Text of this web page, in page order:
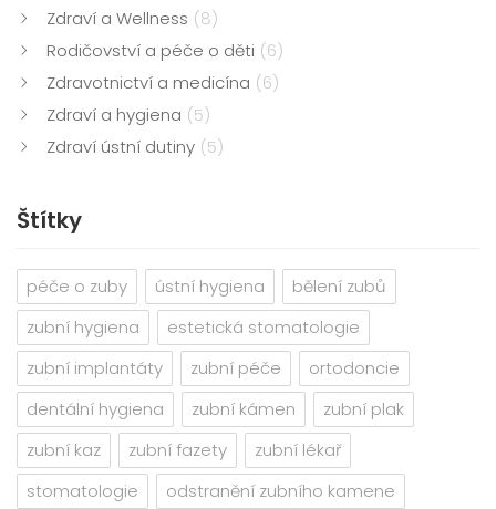
Zdraví a Wellness (8)
Rodičovství a péče o děti (6)
Zdravotnictví a medicína (6)
Zdraví a hygiena (5)
Zdraví ústní dutiny (5)
Štítky
péče o zuby ústní hygiena
bělení zubů
zubní hygiena
estetická stomatologie
zubní implantáty
zubní péče
ortodoncie
dentální hygiena
zubní kámen
zubní plak
zubní kaz
zubní fazety
zubní lékař
stomatologie
odstranění zubního kamene